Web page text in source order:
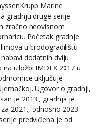
Marine
gradnju druge serije
zračno neovisnom
Početak gradnje
u brodogradilištu
dodatnih dviju
izložbi IMDEX 2017 u
uključuje
Ugovor o gradnji,
je 2013., gradnja je
2021., odnosno 2023.
predviđena je od